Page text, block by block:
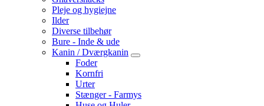
Pleje og hygiejne
Ilder
Diverse tilbehør
Bure - Inde & ude
Kanin / Dværgkanin
Foder
Kornfri
Urter
Stænger - Farmys